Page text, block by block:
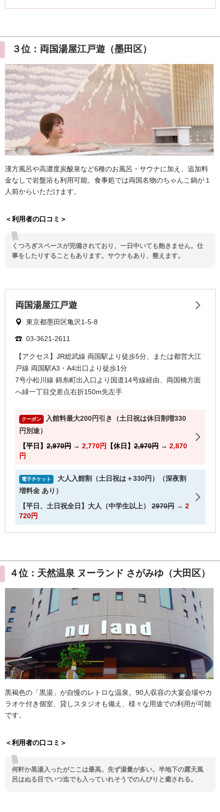
３位：両国湯屋江戸遊（墨田区）
漢方風呂や高濃度炭酸泉など6種のお風呂・サウナに加え、追加料
金なしで岩盤浴も利用可能。食事処では両国名物のちゃんこ鍋が１
人前からいただけます。
＜利用者の口コミ＞
くつろぎスペースが完備されており、一日中いても飽きません。仕
事をしたりすることもあります。サウナもあり、整えます。
４位：天然温泉 ヌーランド さがみゆ（大田区）
黒褐色の「黒湯」が自慢のレトロな温泉。90人収容の大宴会場やカ
ラオケ付き個室、貸しスタジオも備え、様々な用途での利用が可能
です。
＜利用者の口コミ＞
何軒か黒湯入ったがここは最高。先ず湯量が多い。半地下の露天風
呂はぬる目でいつ迄でも入っていれそうでのんびりと癒される。